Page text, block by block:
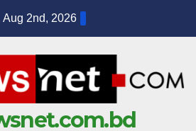
Aug 2nd, 2026